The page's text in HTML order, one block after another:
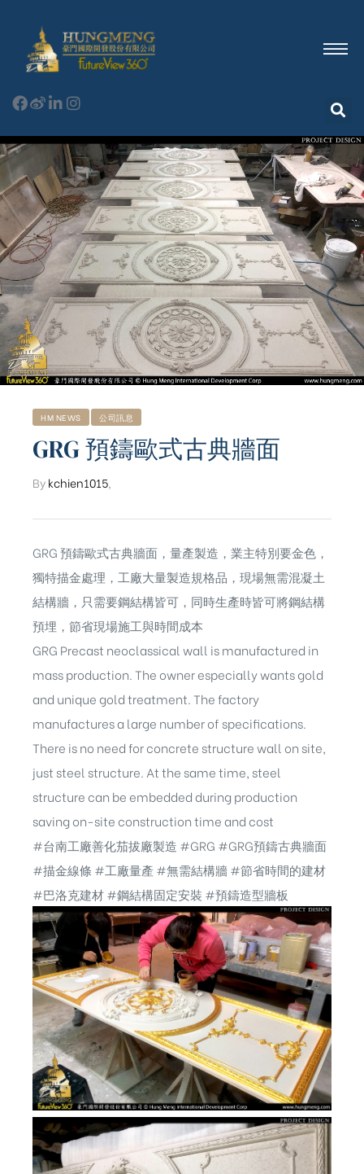
HM NEWS 公司訊息
GRG 預鑄歐式古典牆面
Bykchien1015
GRG 預鑄歐式古典牆面，量產製造，業主特別要金色，
獨特描金處理，工廠大量製造規格品，現場無需混凝土
結構牆，只需要鋼結構皆可，同時生產時皆可將鋼結構
預埋，節省現場施工與時間成本
GRG Precast neoclassical wall is manufactured in
mass production. The owner especially wants gold
and unique gold treatment. The factory
manufactures a large number of specifications.
There is no need for concrete structure wall on site,
just steel structure. At the same time, steel
structure can be embedded during production
saving on-site construction time and cost
#台南工廠善化茄拔廠製造 #GRG #GRG預鑄古典牆面
#描金線條 #工廠量產 #無需結構牆#節省時間的建材
#巴洛克建材#鋼結構固定安裝 #預鑄造型牆板
含日本